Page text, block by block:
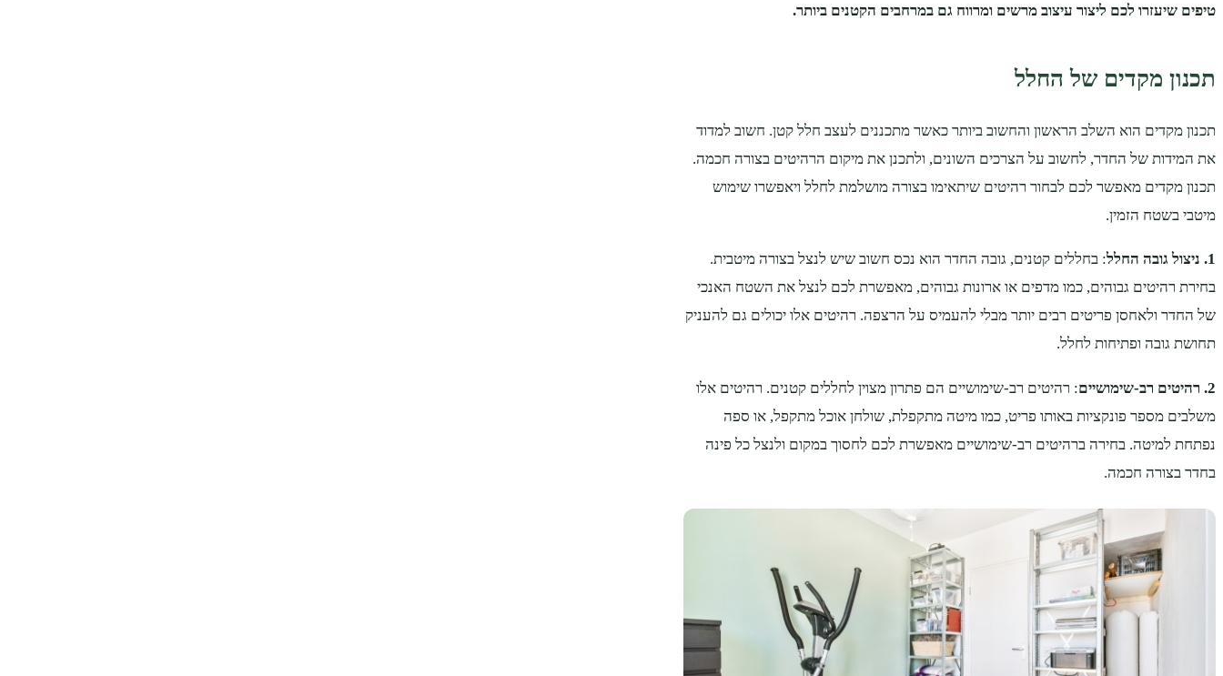
טיפים שיעזרו לכם ליצור עיצוב מרשים ומרווח גם במרחבים הקטנים ביותר.
תכנון מקדים של החלל
תכנון מקדים הוא השלב הראשון והחשוב ביותר כאשר מתכננים לעצב חלל קטן. חשוב למדוד
את המידות של החדר, לחשוב על הצרכים השונים, ולתכנן את מיקום הרהיטים בצורה חכמה.
תכנון מקדים מאפשר לכם לבחור רהיטים שיתאימו בצורה מושלמת לחלל ויאפשרו שימוש
מיטבי בשטח הזמין.
1. ניצול גובה החלל
: בחללים קטנים, גובה החדר הוא נכס חשוב שיש לנצל בצורה מיטבית.
בחירת רהיטים גבוהים, כמו מדפים או ארונות גבוהים, מאפשרת לכם לנצל את השטח האנכי
של החדר ולאחסן פריטים רבים יותר מבלי להעמיס על הרצפה. רהיטים אלו יכולים גם להעניק
תחושת גובה ופתיחות לחלל.
2. רהיטים רב-שימושיים
: רהיטים רב-שימושיים הם פתרון מצוין לחללים קטנים. רהיטים אלו
משלבים מספר פונקציות באותו פריט, כמו מיטה מתקפלת, שולחן אוכל מתקפל, או ספה
נפתחת למיטה. בחירה ברהיטים רב-שימושיים מאפשרת לכם לחסוך במקום ולנצל כל פינה
בחדר בצורה חכמה.